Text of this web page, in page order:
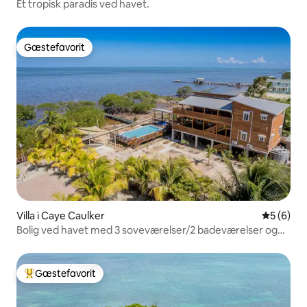
Et tropisk paradis ved havet.
Gæstefavorit
Gæstefavorit
Villa i Caye Caulker 5 ud af 5
5 (6)
Bolig ved havet med 3 soveværelser/2 badeværelser og
Bedste gæstefavorit
Gæstefavorit